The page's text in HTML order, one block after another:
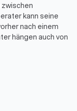
für Ihr
zu
in der Branche
bei der Wahl
und echten
Trustlocal
kann seine
nach einem
hängen auch von